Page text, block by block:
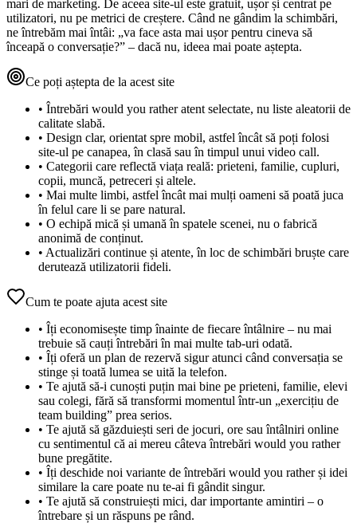
mari de marketing. De aceea site‑ul este gratuit, ușor și centrat pe
utilizatori, nu pe metrici de creștere. Când ne gândim la schimbări,
ne întrebăm mai întâi: „va face asta mai ușor pentru cineva să
înceapă o conversație?” – dacă nu, ideea mai poate aștepta.
Ce poți aștepta de la acest site
• Întrebări would you rather atent selectate, nu liste aleatorii de
calitate slabă.
• Design clar, orientat spre mobil, astfel încât să poți folosi
site‑ul pe canapea, în clasă sau în timpul unui video call.
• Categorii care reflectă viața reală: prieteni, familie, cupluri,
copii, muncă, petreceri și altele.
• Mai multe limbi, astfel încât mai mulți oameni să poată juca
în felul care li se pare natural.
• O echipă mică și umană în spatele scenei, nu o fabrică
anonimă de conținut.
• Actualizări continue și atente, în loc de schimbări bruște care
derutează utilizatorii fideli.
Cum te poate ajuta acest site
• Îți economisește timp înainte de fiecare întâlnire – nu mai
trebuie să cauți întrebări în mai multe tab‑uri odată.
• Îți oferă un plan de rezervă sigur atunci când conversația se
stinge și toată lumea se uită la telefon.
• Te ajută să‑i cunoști puțin mai bine pe prieteni, familie, elevi
sau colegi, fără să transformi momentul într‑un „exercițiu de
team building” prea serios.
• Te ajută să găzduiești seri de jocuri, ore sau întâlniri online
cu sentimentul că ai mereu câteva întrebări would you rather
bune pregătite.
• Îți deschide noi variante de întrebări would you rather și idei
similare la care poate nu te‑ai fi gândit singur.
• Te ajută să construiești mici, dar importante amintiri – o
întrebare și un răspuns pe rând.